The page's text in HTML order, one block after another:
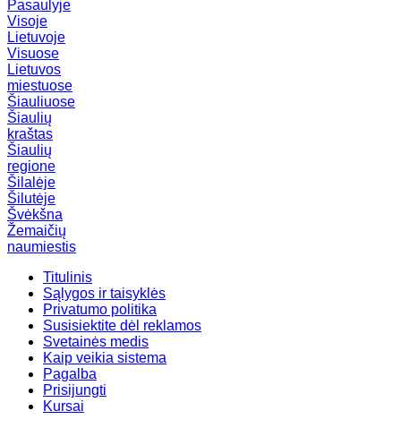
Pasaulyje
Visoje
Lietuvoje
Visuose
Lietuvos
miestuose
Šiauliuose
Šiaulių
kraštas
Šiaulių
regione
Šilalėje
Šilutėje
Švėkšna
Žemaičių
naumiestis
Titulinis
Sąlygos ir taisyklės
Privatumo politika
Susisiektite dėl reklamos
Svetainės medis
Kaip veikia sistema
Pagalba
Prisijungti
Kursai